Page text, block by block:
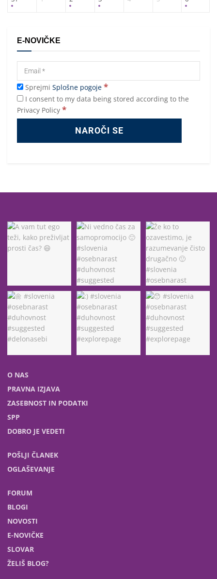
E-NOVIČKE
Sprejmi Splošne pogoje *
I consent to my data being stored according to the
Privacy Policy *
O NAS
PRAVNA IZJAVA
ZASEBNOST IN PODATKI
SPP
DOBRO JE VEDETI
POŠLJI ČLANEK
OGLAŠEVANJE
FORUM
BLOGI
NOVOSTI
E-NOVIČKE
SLOVAR
ŽELIŠ BLOG?